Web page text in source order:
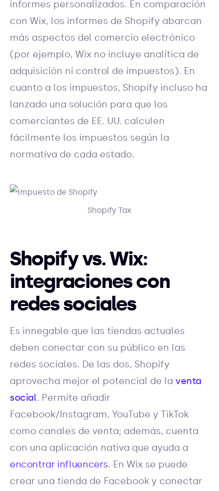
informes personalizados. En comparación
con Wix, los informes de Shopify abarcan
más aspectos del comercio electrónico
(por ejemplo, Wix no incluye analítica de
adquisición ni control de impuestos). En
cuanto a los impuestos, Shopify incluso ha
lanzado una solución para que los
comerciantes de EE. UU. calculen
fácilmente los impuestos según la
normativa de cada estado.
Shopify Tax
Shopify vs. Wix:
integraciones con
redes sociales
Es innegable que las tiendas actuales
deben conectar con su público en las
redes sociales. De las dos, Shopify
aprovecha mejor el potencial de la venta
social. Permite añadir
Facebook/Instagram, YouTube y TikTok
como canales de venta; además, cuenta
con una aplicación nativa que ayuda a
encontrar influencers. En Wix se puede
crear una tienda de Facebook y conectar